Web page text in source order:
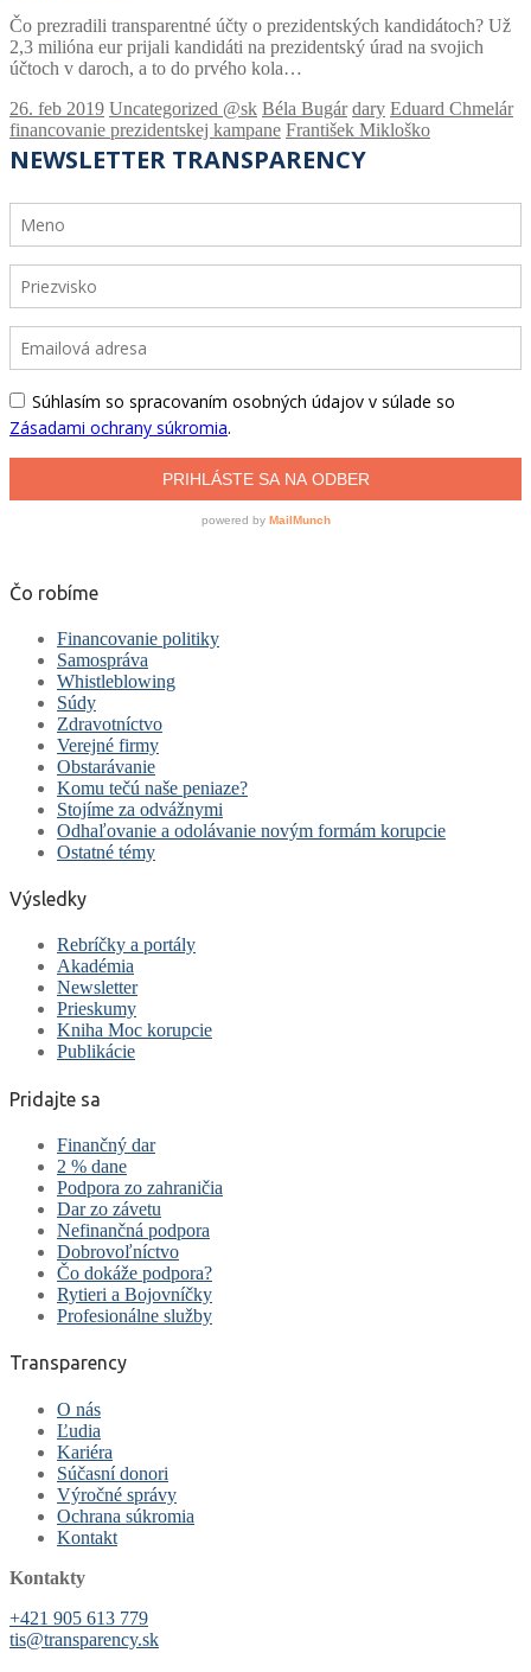
Čo prezradili transparentné účty o prezidentských kandidátoch? Už
2,3 milióna eur prijali kandidáti na prezidentský úrad na svojich
účtoch v daroch, a to do prvého kola…
Uncategorized @sk Béla Bugár dary Eduard Chmelár
financovanie prezidentskej kampane František Mikloško
Čo robíme
Financovanie politiky
Samospráva
Whistleblowing
Súdy
Zdravotníctvo
Verejné firmy
Obstarávanie
Komu tečú naše peniaze?
Stojíme za odvážnymi
Odhaľovanie a odolávanie novým formám korupcie
Ostatné témy
Výsledky
Rebríčky a portály
Akadémia
Newsletter
Prieskumy
Kniha Moc korupcie
Publikácie
Pridajte sa
Finančný dar
2 % dane
Podpora zo zahraničia
Dar zo závetu
Nefinančná podpora
Dobrovoľníctvo
Čo dokáže podpora?
Rytieri a Bojovníčky
Profesionálne služby
Transparency
O nás
Ľudia
Kariéra
Súčasní donori
Výročné správy
Ochrana súkromia
Kontakt
Kontakty
+421 905 613 779
tis@transparency.sk